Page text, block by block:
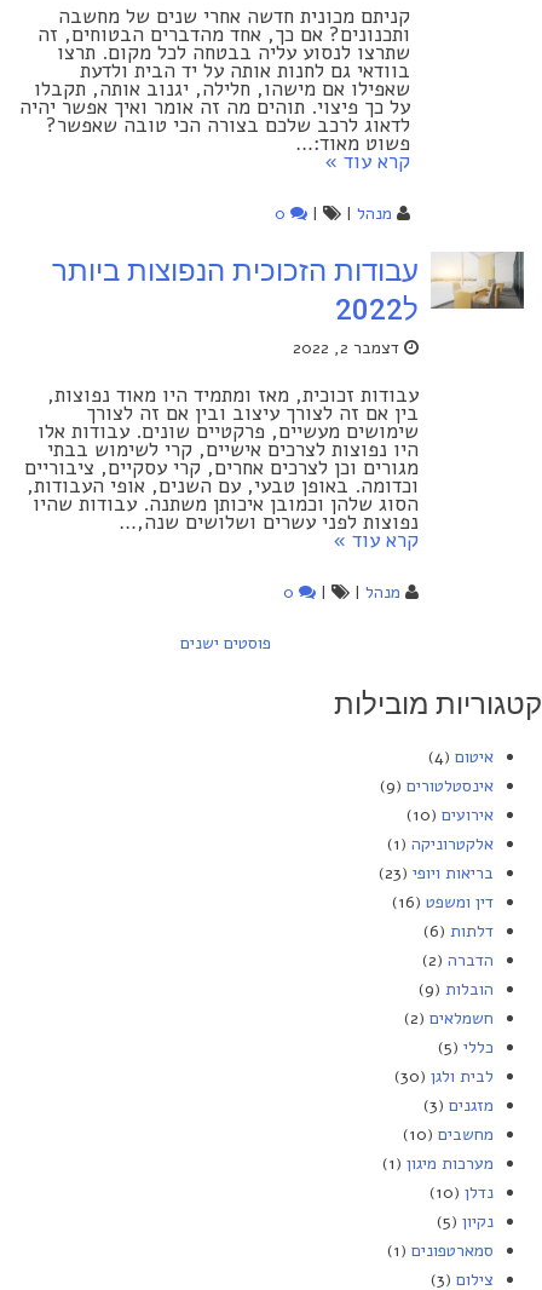
קניתם מכונית חדשה אחרי שנים של מחשבה
ותכנונים? אם כך, אחד מהדברים הבטוחים, זה
שתרצו לנסוע עליה בבטחה לכל מקום. תרצו
בוודאי גם לחנות אותה על יד הבית ולדעת
שאפילו אם מישהו, חלילה, יגנוב אותה, תקבלו
על כך פיצוי. תוהים מה זה אומר ואיך אפשר יהיה
לדאוג לרכב שלכם בצורה הכי טובה שאפשר?
פשוט מאוד:…
קרא עוד »
מנהל|
|
0
עבודות הזכוכית הנפוצות ביותר
ל2022
דצמבר 2, 2022
עבודות זכוכית, מאז ומתמיד היו מאוד נפוצות,
בין אם זה לצורך עיצוב ובין אם זה לצורך
שימושים מעשיים, פרקטיים שונים. עבודות אלו
היו נפוצות לצרכים אישיים, קרי לשימוש בבתי
מגורים וכן לצרכים אחרים, קרי עסקיים, ציבוריים
וכדומה. באופן טבעי, עם השנים, אופי העבודות,
הסוג שלהן וכמובן איכותן משתנה. עבודות שהיו
נפוצות לפני עשרים ושלושים שנה,…
קרא עוד »
מנהל|
|
0
פוסטים ישנים
מובילות
איטום(4)
אינסטלטורים(9)
אירועים(10)
אלקטרוניקה(1)
בריאות ויופי(23)
דין ומשפט(16)
דלתות(6)
הדברה(2)
הובלות(9)
חשמלאים(2)
כללי(5)
לבית ולגן(30)
מזגנים(3)
מחשבים(10)
מערכות מיגון(1)
נדלן(10)
נקיון(5)
סמארטפונים(1)
צילום(3)